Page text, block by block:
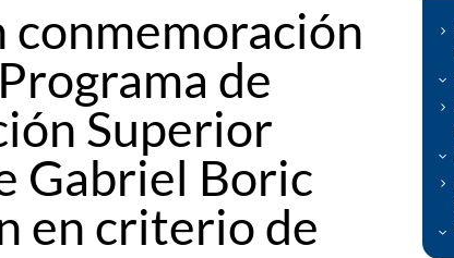
conmemoración
de
Superior
Gabriel Boric
en criterio de